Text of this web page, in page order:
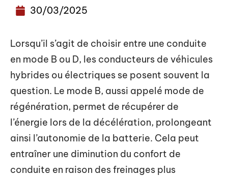
30/03/2025
Lorsqu’il s’agit de choisir entre une conduite
en mode B ou D, les conducteurs de véhicules
hybrides ou électriques se posent souvent la
question. Le mode B, aussi appelé mode de
régénération, permet de récupérer de
l’énergie lors de la décélération, prolongeant
ainsi l’autonomie de la batterie. Cela peut
entraîner une diminution du confort de
conduite en raison des freinages plus